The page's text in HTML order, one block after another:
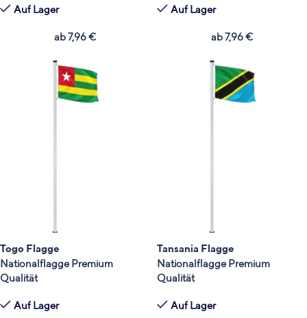
Auf Lager
ab7,96€
Auf Lager
ab7,96€
Togo Flagge
Nationalflagge Premium
Qualität
Auf Lager
Tansania Flagge
Nationalflagge Premium
Qualität
Auf Lager